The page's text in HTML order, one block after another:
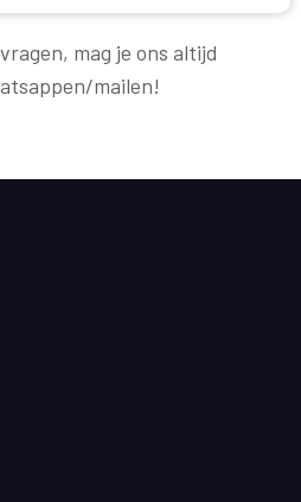
mag je ons altijd
mailen!